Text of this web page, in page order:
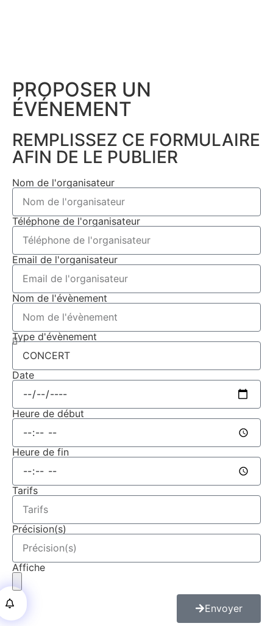
PROPOSER UN
ÉVÉNEMENT​
REMPLISSEZ CE FORMULAIRE
AFIN DE LE PUBLIER
Nom de l'organisateur
Téléphone de l'organisateur
Email de l'organisateur
Nom de l'évènement
Type d'évènement
Date
Heure de début
Heure de fin
Tarifs
Précision(s)
Affiche
Envoyer